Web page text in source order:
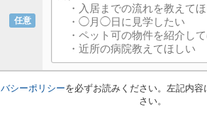
任意
シーポリシーを必ずお読みください。左記内
さい。